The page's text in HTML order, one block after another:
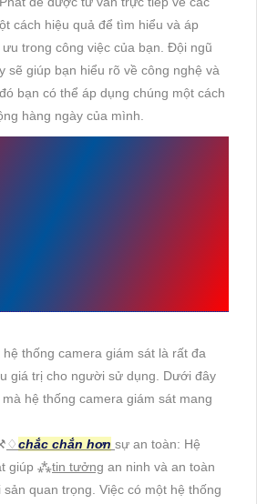
cách hiệu quả để tìm hiểu và áp
trong công việc của bạn. Đội ngũ
sẽ giúp bạn hiểu rõ về công nghệ và
bạn có thể áp dụng chúng một cách
hàng ngày của mình.
thống camera giám sát là rất đa
giá trị cho người sử dụng. Dưới đây
hệ thống camera giám sát mang
♢chắc chắn hơn sự an toàn: Hệ
giúp ⁂tin tưởng an ninh và an toàn
quan trọng. Việc có một hệ thống